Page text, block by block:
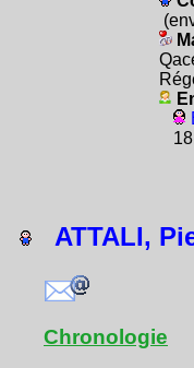
ATTALI,
Chronologie